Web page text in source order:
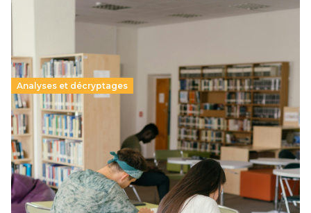
Analyses et décryptages
Supérieur privé : une dérive qui met à mal la
promesse républicaine
11 juillet 2026-
Le projet de loi sur la régulation de l’enseignement
supérieur privé met en lumière l’amplification d’un système
qui relègue l’acte pédagogique au superfétatoire, voire à…